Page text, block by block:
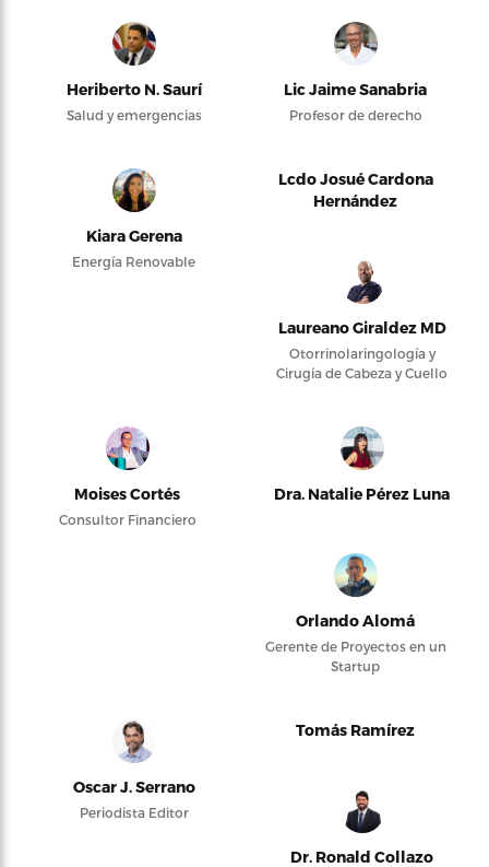
Heriberto N. Saurí
Salud y emergencias
Lic Jaime Sanabria
Profesor de derecho
Kiara Gerena
Energía Renovable
Lcdo Josué Cardona
Hernández
Laureano Giraldez MD
Otorrinolaringología y
Cirugía de Cabeza y Cuello
Moises Cortés
Consultor Financiero
Dra. Natalie Pérez Luna
Orlando Alomá
Gerente de Proyectos en un
Startup
Oscar J. Serrano
Periodista Editor
Tomás Ramírez
Dr. Ronald Collazo